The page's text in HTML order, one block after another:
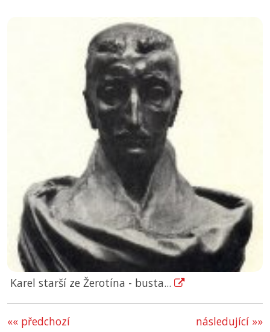
Karel starší ze Žerotína - busta...
«« předchozí následující »»